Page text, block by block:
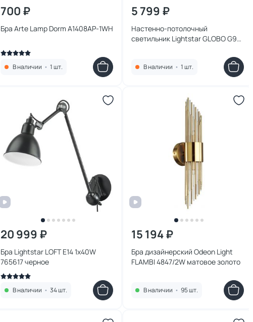
700 ₽
Бра Arte Lamp Dorm A1408AP-1WH
В наличии • 1 шт.
5 799 ₽
Настенно-потолочный
светильник Lightstar GLOBO G9
В наличии • 1 шт.
20 999 ₽
Бра Lightstar LOFT E14 1х40W
765617 черное
В наличии • 34 шт.
15 194 ₽
Бра дизайнерский Odeon Light
FLAMBI 4847/2W матовое золото
В наличии • 95 шт.